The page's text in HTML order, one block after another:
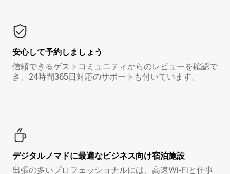
安心して予約しましょう
信頼できるゲストコミュニティからのレビューを確認で
き、24時間365日対応のサポートも付いています。
デジタルノマド⁠に最⁠適⁠なビ⁠ジ⁠ネ⁠ス⁠向⁠け宿⁠泊⁠施⁠設
出張の多いプロフェッショナルには、高速Wi-Fiと仕事